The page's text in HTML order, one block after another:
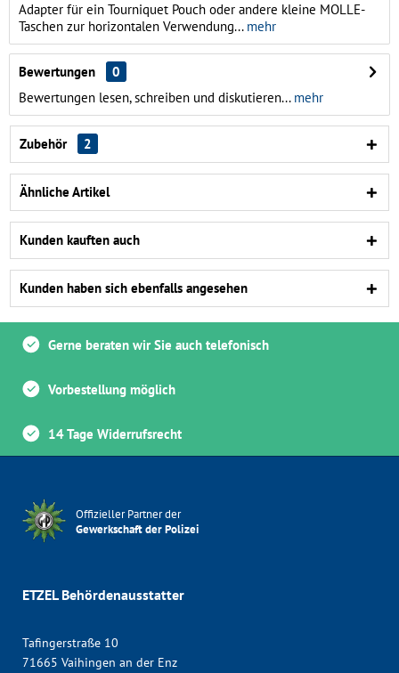
Adapter für ein Tourniquet Pouch oder andere kleine MOLLE-
Taschen zur horizontalen Verwendung...mehr
Bewertungen
0
Bewertungen lesen, schreiben und diskutieren...mehr
Zubehör 2
Ähnliche Artikel
Kunden kauften auch
Kunden haben sich ebenfalls angesehen
Gerne beraten wir Sie auch telefonisch
Vorbestellung möglich
14 Tage Widerrufsrecht
Offizieller Partner der
Gewerkschaft der Polizei
ETZEL Behördenausstatter
Tafingerstraße 10
71665 Vaihingen an der Enz